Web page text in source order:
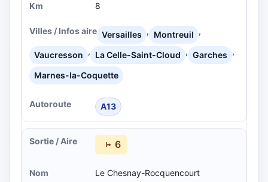
8
Versailles , Montreuil ,
Vaucresson , La Celle-Saint-Cloud , Garches ,
Marnes-la-Coquette
A13
6
Le Chesnay-Rocquencourt